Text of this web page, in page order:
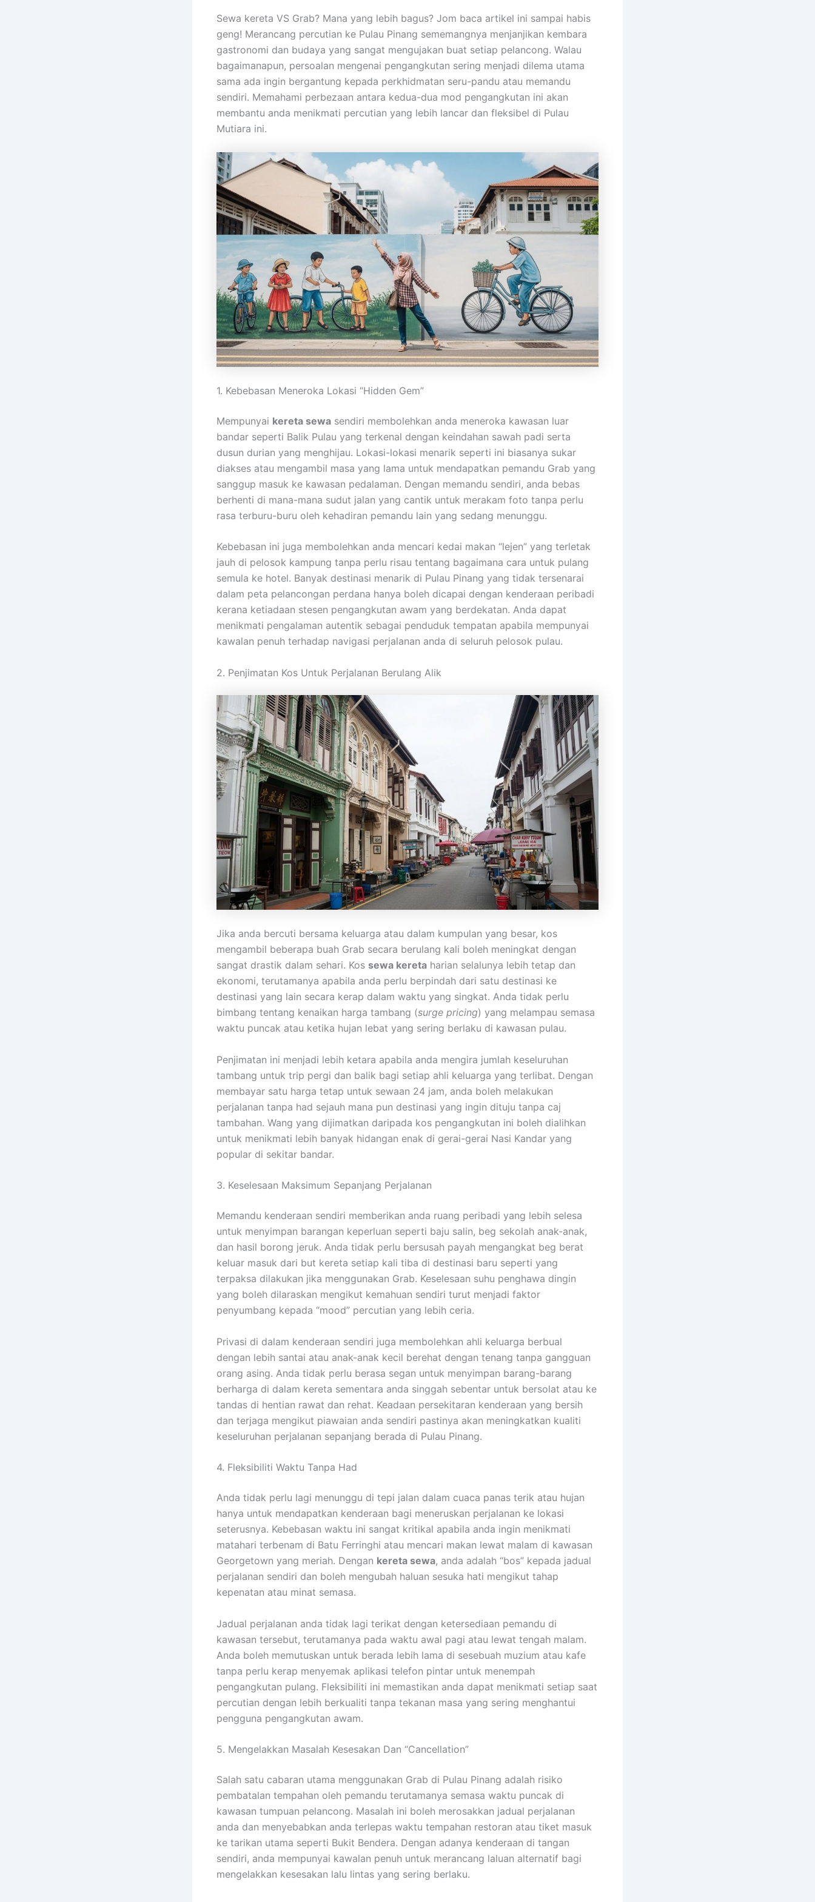
Sewa kereta VS Grab? Mana yang lebih bagus? Jom baca artikel ini sampai habis
geng! Merancang percutian ke Pulau Pinang sememangnya menjanjikan kembara
gastronomi dan budaya yang sangat mengujakan buat setiap pelancong. Walau
bagaimanapun, persoalan mengenai pengangkutan sering menjadi dilema utama
sama ada ingin bergantung kepada perkhidmatan seru-pandu atau memandu
sendiri. Memahami perbezaan antara kedua-dua mod pengangkutan ini akan
membantu anda menikmati percutian yang lebih lancar dan fleksibel di Pulau
Mutiara ini.
1. Kebebasan Meneroka Lokasi “Hidden Gem”
Mempunyai kereta sewa sendiri membolehkan anda meneroka kawasan luar
bandar seperti Balik Pulau yang terkenal dengan keindahan sawah padi serta
dusun durian yang menghijau. Lokasi-lokasi menarik seperti ini biasanya sukar
diakses atau mengambil masa yang lama untuk mendapatkan pemandu Grab yang
sanggup masuk ke kawasan pedalaman. Dengan memandu sendiri, anda bebas
berhenti di mana-mana sudut jalan yang cantik untuk merakam foto tanpa perlu
rasa terburu-buru oleh kehadiran pemandu lain yang sedang menunggu.
Kebebasan ini juga membolehkan anda mencari kedai makan “lejen” yang terletak
jauh di pelosok kampung tanpa perlu risau tentang bagaimana cara untuk pulang
semula ke hotel. Banyak destinasi menarik di Pulau Pinang yang tidak tersenarai
dalam peta pelancongan perdana hanya boleh dicapai dengan kenderaan peribadi
kerana ketiadaan stesen pengangkutan awam yang berdekatan. Anda dapat
menikmati pengalaman autentik sebagai penduduk tempatan apabila mempunyai
kawalan penuh terhadap navigasi perjalanan anda di seluruh pelosok pulau.
2. Penjimatan Kos Untuk Perjalanan Berulang Alik
Jika anda bercuti bersama keluarga atau dalam kumpulan yang besar, kos
mengambil beberapa buah Grab secara berulang kali boleh meningkat dengan
sangat drastik dalam sehari. Kos sewa kereta harian selalunya lebih tetap dan
ekonomi, terutamanya apabila anda perlu berpindah dari satu destinasi ke
destinasi yang lain secara kerap dalam waktu yang singkat. Anda tidak perlu
bimbang tentang kenaikan harga tambang (surge pricing) yang melampau semasa
waktu puncak atau ketika hujan lebat yang sering berlaku di kawasan pulau.
Penjimatan ini menjadi lebih ketara apabila anda mengira jumlah keseluruhan
tambang untuk trip pergi dan balik bagi setiap ahli keluarga yang terlibat. Dengan
membayar satu harga tetap untuk sewaan 24 jam, anda boleh melakukan
perjalanan tanpa had sejauh mana pun destinasi yang ingin dituju tanpa caj
tambahan. Wang yang dijimatkan daripada kos pengangkutan ini boleh dialihkan
untuk menikmati lebih banyak hidangan enak di gerai-gerai Nasi Kandar yang
popular di sekitar bandar.
3. Keselesaan Maksimum Sepanjang Perjalanan
Memandu kenderaan sendiri memberikan anda ruang peribadi yang lebih selesa
untuk menyimpan barangan keperluan seperti baju salin, beg sekolah anak-anak,
dan hasil borong jeruk. Anda tidak perlu bersusah payah mengangkat beg berat
keluar masuk dari but kereta setiap kali tiba di destinasi baru seperti yang
terpaksa dilakukan jika menggunakan Grab. Keselesaan suhu penghawa dingin
yang boleh dilaraskan mengikut kemahuan sendiri turut menjadi faktor
penyumbang kepada “mood” percutian yang lebih ceria.
Privasi di dalam kenderaan sendiri juga membolehkan ahli keluarga berbual
dengan lebih santai atau anak-anak kecil berehat dengan tenang tanpa gangguan
orang asing. Anda tidak perlu berasa segan untuk menyimpan barang-barang
berharga di dalam kereta sementara anda singgah sebentar untuk bersolat atau ke
tandas di hentian rawat dan rehat. Keadaan persekitaran kenderaan yang bersih
dan terjaga mengikut piawaian anda sendiri pastinya akan meningkatkan kualiti
keseluruhan perjalanan sepanjang berada di Pulau Pinang.
4. Fleksibiliti Waktu Tanpa Had
Anda tidak perlu lagi menunggu di tepi jalan dalam cuaca panas terik atau hujan
hanya untuk mendapatkan kenderaan bagi meneruskan perjalanan ke lokasi
seterusnya. Kebebasan waktu ini sangat kritikal apabila anda ingin menikmati
matahari terbenam di Batu Ferringhi atau mencari makan lewat malam di kawasan
Georgetown yang meriah. Dengan kereta sewa, anda adalah “bos” kepada jadual
perjalanan sendiri dan boleh mengubah haluan sesuka hati mengikut tahap
kepenatan atau minat semasa.
Jadual perjalanan anda tidak lagi terikat dengan ketersediaan pemandu di
kawasan tersebut, terutamanya pada waktu awal pagi atau lewat tengah malam.
Anda boleh memutuskan untuk berada lebih lama di sesebuah muzium atau kafe
tanpa perlu kerap menyemak aplikasi telefon pintar untuk menempah
pengangkutan pulang. Fleksibiliti ini memastikan anda dapat menikmati setiap saat
percutian dengan lebih berkualiti tanpa tekanan masa yang sering menghantui
pengguna pengangkutan awam.
5. Mengelakkan Masalah Kesesakan Dan “Cancellation”
Salah satu cabaran utama menggunakan Grab di Pulau Pinang adalah risiko
pembatalan tempahan oleh pemandu terutamanya semasa waktu puncak di
kawasan tumpuan pelancong. Masalah ini boleh merosakkan jadual perjalanan
anda dan menyebabkan anda terlepas waktu tempahan restoran atau tiket masuk
ke tarikan utama seperti Bukit Bendera. Dengan adanya kenderaan di tangan
sendiri, anda mempunyai kawalan penuh untuk merancang laluan alternatif bagi
mengelakkan kesesakan lalu lintas yang sering berlaku.